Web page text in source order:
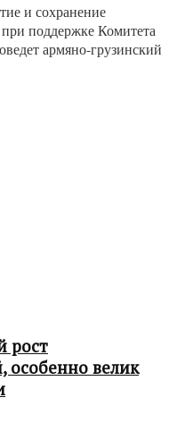
и сохранение
поддержке Комитета
армяно-грузинский
рост
особенно велик